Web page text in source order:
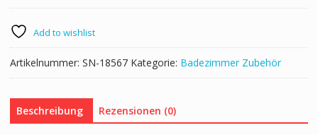
60
cm
Menge
Add to wishlist
Artikelnummer: SN-18567 Kategorie: Badezimmer Zubehör
Beschreibung Rezensionen (0)